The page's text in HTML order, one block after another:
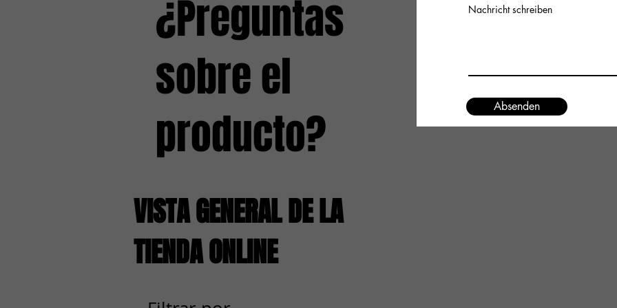
¿Preguntas
sobre el
producto?
Nachricht schreiben
Absenden
VISTA GENERAL DE LA
TIENDA ONLINE